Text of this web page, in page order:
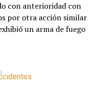
con anterioridad con
por otra acción similar
un arma de fuego